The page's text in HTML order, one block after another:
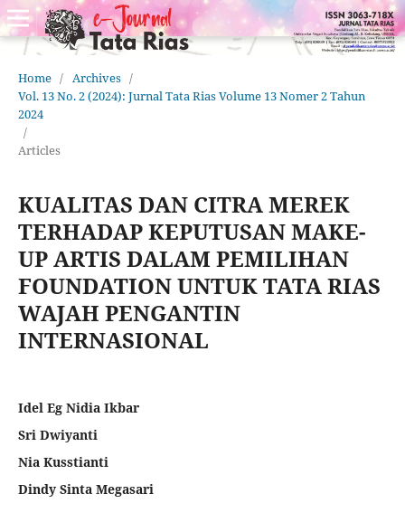
Home / Archives /
Vol. 13 No. 2 (2024): Jurnal Tata Rias Volume 13 Nomer 2 Tahun
2024
/
Articles
KUALITAS DAN CITRA MEREK
TERHADAP KEPUTUSAN MAKE-
UP ARTIS DALAM PEMILIHAN
FOUNDATION UNTUK TATA RIAS
WAJAH PENGANTIN
INTERNASIONAL
Idel Eg Nidia Ikbar
Sri Dwiyanti
Nia Kusstianti
Dindy Sinta Megasari